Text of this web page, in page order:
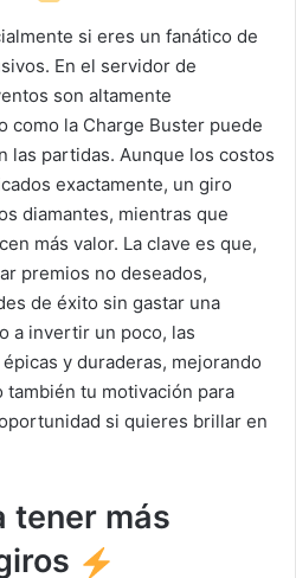
si eres un fanático de
En el servidor de
son altamente
como la Charge Buster puede
las partidas. Aunque los costos
exactamente, un giro
diamantes, mientras que
más valor. La clave es que,
premios no deseados,
de éxito sin gastar una
a invertir un poco, las
y duraderas, mejorando
también tu motivación para
si quieres brillar en
tener más